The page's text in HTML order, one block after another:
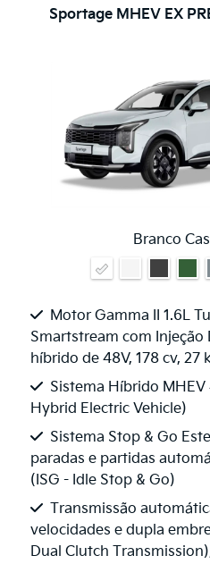
Sportage MHEV EX
Branco
Motor Gamma II 1.6L
Smartstream com Injeção
híbrido de 48V, 178 cv, 27
Sistema Híbrido
Hybrid Electric Vehicle)
Sistema Stop & Go
paradas e partidas
(ISG - Idle Stop & Go)
Transmissão
velocidades e dupla
Dual Clutch